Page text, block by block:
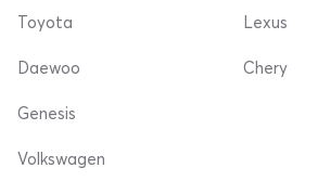
Toyota
Daewoo
Lexus
Chery
Genesis
Volkswagen